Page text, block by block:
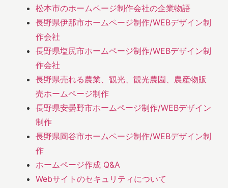
松本市のホームページ制作会社の企業物語
長野県伊那市ホームページ制作/WEBデザイン制
作会社
長野県塩尻市ホームページ制作/WEBデザイン制
作会社
長野県売れる農業、観光、観光農園、農産物販
売ホームページ制作
長野県安曇野市ホームページ制作/WEBデザイン
制作
長野県岡谷市ホームページ制作/WEBデザイン制
作
ホームページ作成 Q&A
Webサイトのセキュリティについて